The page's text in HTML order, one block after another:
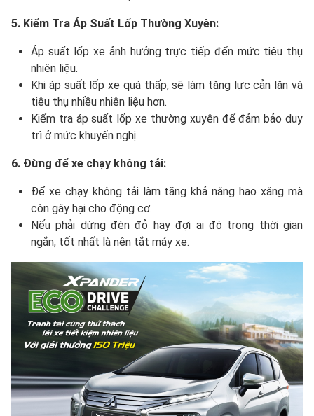
5. Kiểm Tra Áp Suất Lốp Thường Xuyên:
Áp suất lốp xe ảnh hưởng trực tiếp đến mức tiêu thụ
nhiên liệu.
Khi áp suất lốp xe quá thấp, sẽ làm tăng lực cản lăn và
tiêu thụ nhiều nhiên liệu hơn.
Kiểm tra áp suất lốp xe thường xuyên để đảm bảo duy
trì ở mức khuyến nghị.
6. Đừng để xe chạy không tải:
Để xe chạy không tải làm tăng khả năng hao xăng mà
còn gây hại cho động cơ.
Nếu phải dừng đèn đỏ hay đợi ai đó trong thời gian
ngắn, tốt nhất là nên tắt máy xe.